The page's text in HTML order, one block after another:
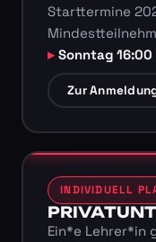
Starttermine
Sonntag 16:00
Zur
INDIVIDUELL
Ein*e Lehrer*in